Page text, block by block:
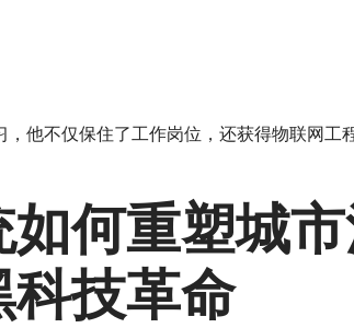
他不仅保住了工作岗位，还获得物联网
何重塑城
技革命